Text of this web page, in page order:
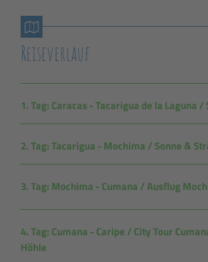
Reiseverlauf
1. Tag: Caracas - Tacarigua de la Laguna /
2. Tag: Tacarigua - Mochima / Sonne &
3. Tag: Mochima - Cumana / Ausflug
4. Tag: Cumana - Caripe / City Tour
Höhle